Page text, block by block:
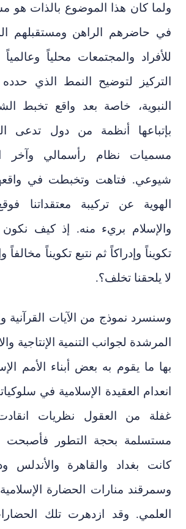
ولما كان هذا الموضوع بالذات هو
في حاضرهم الراهن ومستقبلهم
للأفراد والمجتمعات محلياً
التركيز لتوضيح النمط الذي حدده
النبوية، خاصة بعد واقع تخبط
بإتباعها أنظمة من دول تدعى
مسميات نظام رأسمالي وآخر
شيوعي. فتاهت وتخبطت في
الهوية عن تركيبة معتقداتنا
والإسلام بريء منه. إذ كيف نكون
تكويناً وإدراكاً ثم نتبع تكويناً مخالفاً
لا يلحقنا تخلف؟.
وسنسرد نموذج من الآيات القرآنية
المرشدة لجوانب التنمية الإنتاجية
بها ما يقوم به بعض أبناء الأمم
انعدام العقيدة الإسلامية في
غفلة من العقول نظريات
مستسلمة بحجة التطور فأصبحت
كانت بغداد والقاهرة
وسمرقند منارات الحضارة
العلمي. وقد ازدهرت تلك